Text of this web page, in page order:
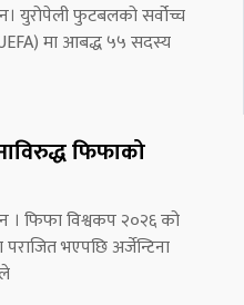
युरोपेली फुटबलको सर्वोच्च
मा आबद्ध ५५ सदस्य
फिफाको
। फिफा विश्वकप २०२६ को
भएपछि अर्जेन्टिना